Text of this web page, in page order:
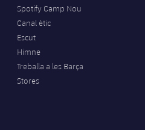
Spotify Camp Nou
Canal ètic
Escut
Himne
Treballa a les Barça
Stores